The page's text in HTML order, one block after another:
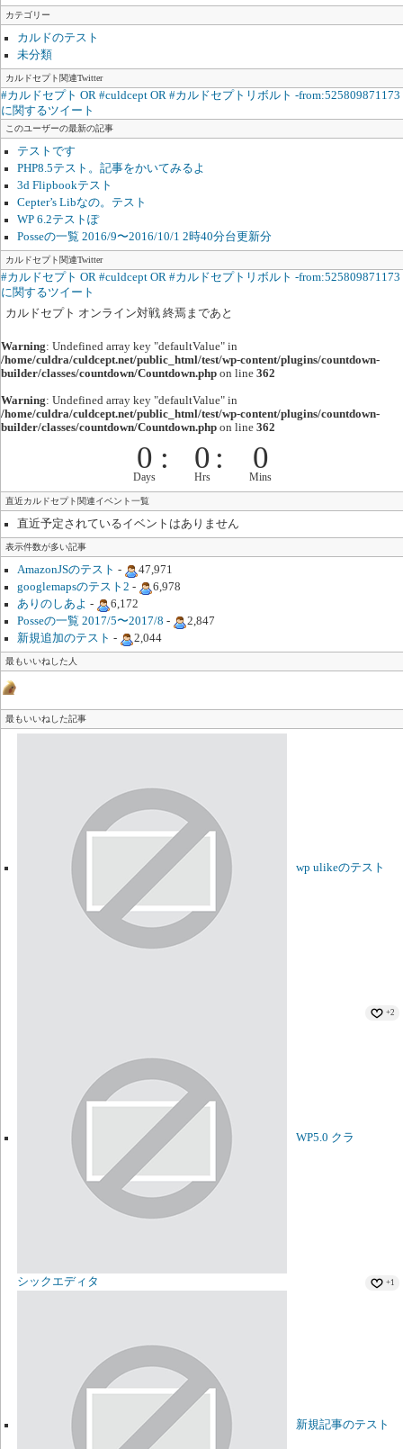
カテゴリー
カルドのテスト
未分類
カルドセプト関連Twitter
#カルドセプト OR #culdcept OR #カルドセプトリボルト -from:525809871173
に関するツイート
このユーザーの最新の記事
テストです
PHP8.5テスト。記事をかいてみるよ
3d Flipbookテスト
Cepter’s Libなの。テスト
WP 6.2テストぽ
Posseの一覧 2016/9〜2016/10/1 2時40分台更新分
カルドセプト関連Twitter
#カルドセプト OR #culdcept OR #カルドセプトリボルト -from:525809871173
に関するツイート
カルドセプト オンライン対戦 終焉まであと
Warning: Undefined array key "defaultValue" in
/home/culdra/culdcept.net/public_html/test/wp-content/plugins/countdown-
builder/classes/countdown/Countdown.php on line 362
Warning: Undefined array key "defaultValue" in
/home/culdra/culdcept.net/public_html/test/wp-content/plugins/countdown-
builder/classes/countdown/Countdown.php on line 362
0
Days
: 0
Hrs
: 0
Mins
直近カルドセプト関連イベント一覧
直近予定されているイベントはありません
表示件数が多い記事
AmazonJSのテスト -
47,971
googlemapsのテスト2 -
6,978
ありのしあよ -
6,172
Posseの一覧 2017/5〜2017/8 -
2,847
新規追加のテスト - 2,044
最もいいねした人
最もいいねした記事
wp ulikeのテスト
+2
WP5.0 クラ
シックエディタ +1
新規記事のテスト